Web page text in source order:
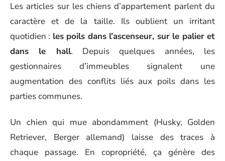
Les articles sur les chiens d’appartement parlent du
caractère et de la taille. Ils oublient un irritant
quotidien : les poils dans l’ascenseur, sur le palier et
dans le hall. Depuis quelques années, les
gestionnaires d’immeubles signalent une
augmentation des conflits liés aux poils dans les
parties communes.
Un chien qui mue abondamment (Husky, Golden
Retriever, Berger allemand) laisse des traces à
chaque passage. En copropriété, ça génère des